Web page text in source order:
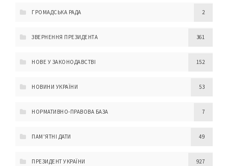
ГРОМАДСЬКА РАДА 2
ЗВЕРНЕННЯ ПРЕЗИДЕНТА 361
НОВЕ У ЗАКОНОДАВСТВІ 152
НОВИНИ УКРАЇНИ 53
НОРМАТИВНО-ПРАВОВА БАЗА 7
ПАМ'ЯТНІ ДАТИ 49
ПРЕЗИДЕНТ УКРАЇНИ 927